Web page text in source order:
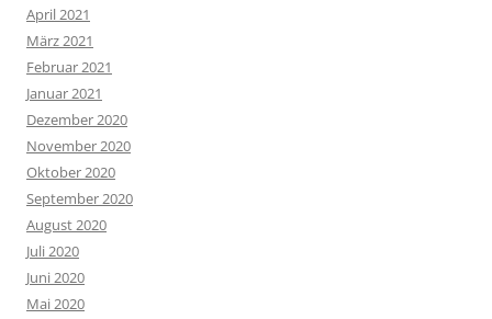
April 2021
März 2021
Februar 2021
Januar 2021
Dezember 2020
November 2020
Oktober 2020
September 2020
August 2020
Juli 2020
Juni 2020
Mai 2020